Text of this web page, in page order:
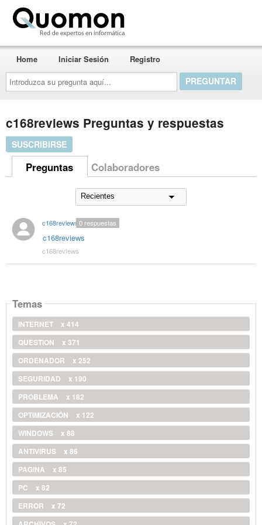
Introduzca
su
pregunta
aquí...
Home Iniciar Sesión Registro
c168reviews Preguntas y respuestas
SUSCRIBIRSE
Preguntas Colaboradores
c168reviews
c168reviews
0respuestas
c168reviews
Temas
INTERNET
x 414
QUESTION
x 371
ORDENADOR
x 252
SEGURIDAD
x 190
PROBLEMA
x 182
OPTIMIZACIÓN
x 122
WINDOWS
x 88
ANTIVIRUS
x 86
PAGINA
x 85
PC
x 82
ERROR
x 72